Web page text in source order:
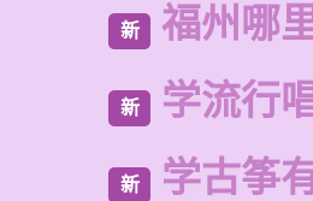
新 福州哪
新 学流行
新 学古筝